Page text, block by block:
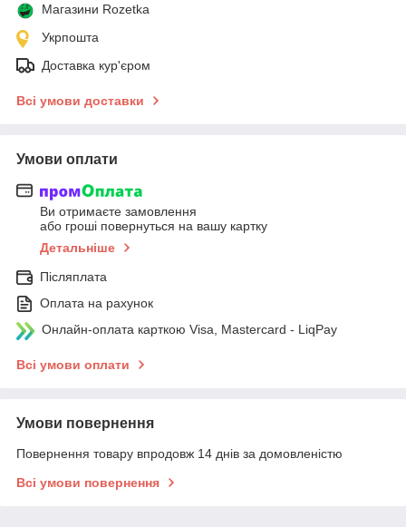
Магазини Rozetka
Укрпошта
Доставка кур'єром
Всі умови доставки
Умови оплати
Ви отримаєте замовлення
або гроші повернуться на вашу картку
Детальніше
Післяплата
Оплата на рахунок
Онлайн-оплата карткою Visa, Mastercard - LiqPay
Всі умови оплати
Умови повернення
Повернення товару впродовж 14 днів за домовленістю
Всі умови повернення